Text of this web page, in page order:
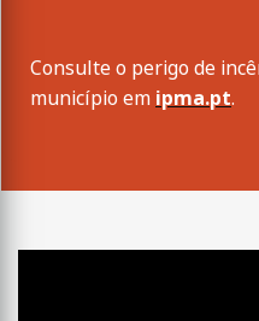
Consulte o perigo de
município em ipma.pt.